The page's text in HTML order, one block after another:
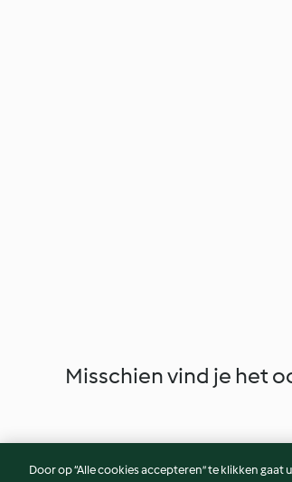
Misschien vind je het
Door op “Alle cookies accepteren” te klikken